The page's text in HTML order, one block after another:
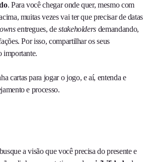
. Para você chegar onde quer, mesmo com
muitas vezes vai ter que precisar de datas
entregues, destakeholders demandando,
Por isso, compartilhar os seus
importante.
cartas para jogar o jogo, e aí, entenda e
e processo.
a visão que você precisa do presente e